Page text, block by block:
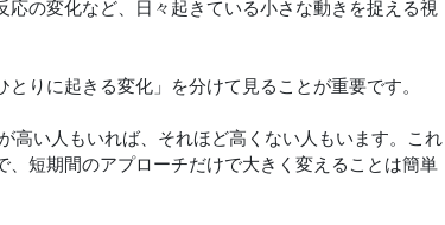
の変化など、日々起きている小さな動きを捉える視
りに起きる変化」を分けて見ることが重要です。
高い人もいれば、それほど高くない人もいます。これ
短期間のアプローチだけで大きく変えることは簡単